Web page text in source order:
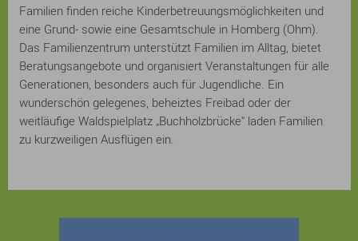
Familien finden reiche Kinderbetreuungsmöglichkeiten und
eine Grund- sowie eine Gesamtschule in Homberg (Ohm).
Das Familienzentrum unterstützt Familien im Alltag, bietet
Beratungsangebote und organisiert Veranstaltungen für alle
Generationen, besonders auch für Jugendliche. Ein
wunderschön gelegenes, beheiztes Freibad oder der
weitläufige Waldspielplatz „Buchholzbrücke“ laden Familien
zu kurzweiligen Ausflügen ein.